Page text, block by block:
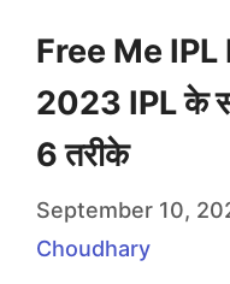
Free Me IPL
2023 IPL के
6 तरीके
September 10,
Choudhary